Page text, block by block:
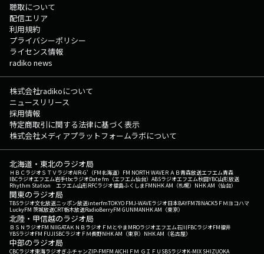
聴取について
配信エリア
利用規約
プライバシーポリシー
ライセンス情報
radiko news
株式会社radikoについて
ニュースリリース
採用情報
特定商取引に関する法律に基づく表示
株式会社メディアプラットフォームラボについて
北海道・東北のラジオ局
ＨＢＣラジオＳＴＶラジオAIR-G'（FM北海道） FM NORTH WAVEＲＡＢ青森放送エフエム青森
IBCラジオエフエム岩手tbcラジオDate fm（エフエム仙台） ABSラジオエフエム秋田YBC山形放送
Rhythm Station エフエム山形RFCラジオ福島ふくしまFMNHK AM（札幌） NHK AM（仙台）
関東のラジオ局
TBSラジオ文化放送ニッポン放送interfmTOKYO FMJ-WAVEラジオ日本BAYFM78NACK5 ＦＭヨコハマ
LuckyFM 茨城放送CRT栃木放送RadioBerryFM GUNMANHK AM（東京）
北陸・甲信越のラジオ局
ＢＳＮラジオFM NIIGATAＫＮＢラジオ ＦＭとやまMROラジオエフエム石川FBCラジオFM福井
YBSラジオFM FUJISBCラジオ ＦＭ長野NHK AM（東京） NHK AM（名古屋）
中部のラジオ局
CBCラジオ東海ラジオぎふチャンZIP-FMFM AICHI ＦＭ ＧＩＦＵ SBSラジオK-MIX SHIZUOKA